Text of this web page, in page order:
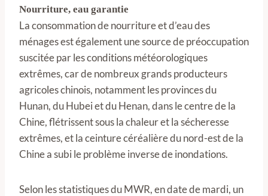
Nourriture, eau garantie
La consommation de nourriture et d’eau des
ménages est également une source de préoccupation
suscitée par les conditions météorologiques
extrêmes, car de nombreux grands producteurs
agricoles chinois, notamment les provinces du
Hunan, du Hubei et du Henan, dans le centre de la
Chine, flétrissent sous la chaleur et la sécheresse
extrêmes, et la ceinture céréalière du nord-est de la
Chine a subi le problème inverse de inondations.
Selon les statistiques du MWR, en date de mardi, un